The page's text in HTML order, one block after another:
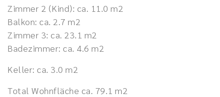
Zimmer 2 (Kind): ca. 11.0 m2
Balkon: ca. 2.7 m2
Zimmer 3: ca. 23.1 m2
Badezimmer: ca. 4.6 m2
Keller: ca. 3.0 m2
Total Wohnfläche ca. 79.1 m2